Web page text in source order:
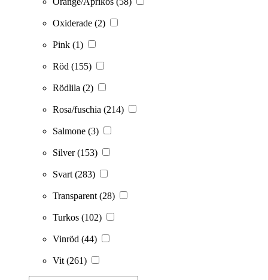
Oxiderade (2)
Pink (1)
Röd (155)
Rödlila (2)
Rosa/fuschia (214)
Salmone (3)
Silver(153)
Svart (283)
Transparent (28)
Turkos (102)
Vinröd (44)
Vit (261)